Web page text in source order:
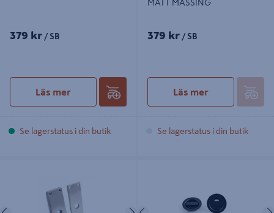
379 kr / SB
Läs mer
Se lagerstatus i din butik
MATT MÄSSING
379 kr / SB
Läs mer
Se lagerstatus i din butik
Föregående NästaFöregående